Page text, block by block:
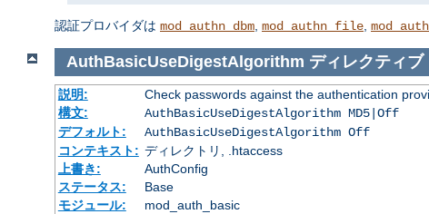
認証プロバイダは mod_authn_dbm mod_authn_file
AuthBasicUseDigestAlgorithm ディレクティブ
説明:
Check passwords against the authentication
構文:
AuthBasicUseDigestAlgorithm MD5|Off
デフォルト:
AuthBasicUseDigestAlgorithm Off
コンテキスト: ディレクトリ, .htaccess
上書き:
AuthConfig
ステータス:
Base
モジュール:
mod_auth_basic